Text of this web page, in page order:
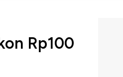
Rp100